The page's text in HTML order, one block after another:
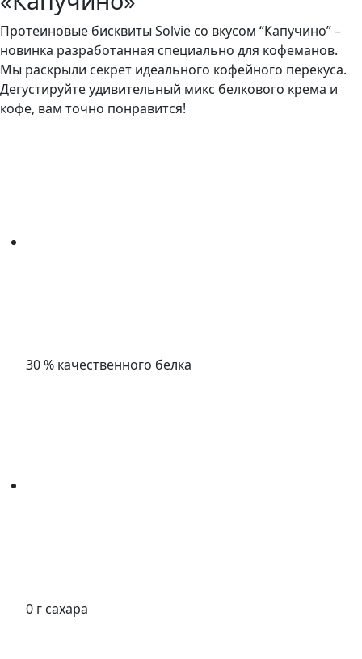
Протеиновые бисквиты Solvie со вкусом “Капучино” –
новинка разработанная специально для кофеманов.
Мы раскрыли секрет идеального кофейного перекуса.
Дегустируйте удивительный микс белкового крема и
кофе, вам точно понравится!
30 % качественного белка
0 г сахара